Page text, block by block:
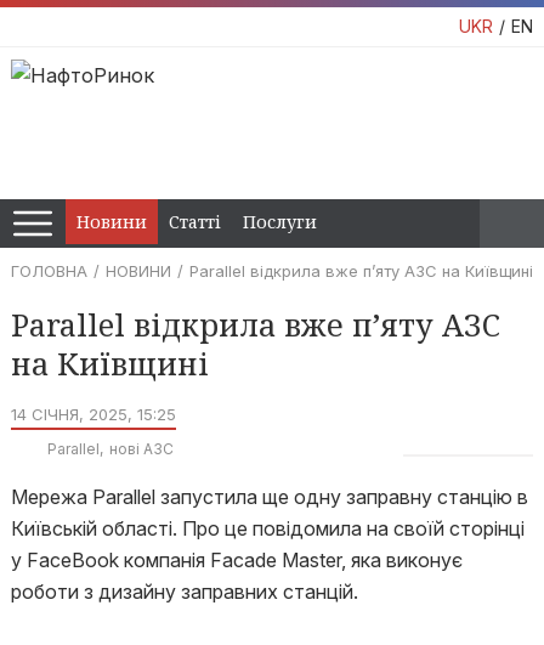
UKR EN
Новини Статті Послуги
ГОЛОВНА НОВИНИ Parallel відкрила вже п’яту АЗС на Київщині
Parallel відкрила вже п’яту АЗС
на Київщині
14 СІЧНЯ, 2025, 15:25
Parallel нові АЗС
Мережа Parallel запустила ще одну заправну станцію в
Київській області. Про це повідомила на своїй сторінці
у FaceBook компанія Facade Master, яка виконує
роботи з дизайну заправних станцій.